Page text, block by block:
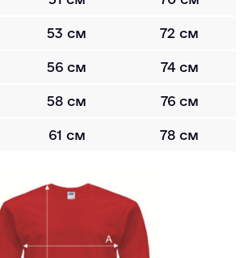
53 см 72 см
56 см 74 см
58 см 76 см
61 см 78 см